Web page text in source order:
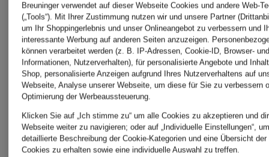
+Aktionsrabatt
Breuninger verwendet auf dieser Webseite Cookies und andere Web-
(„Tools“). Mit Ihrer Zustimmung nutzen wir und unsere Partner
um Ihr Shoppingerlebnis und unser Onlineangebot zu verbessern und
interessante Werbung auf anderen Seiten anzuzeigen.
können verarbeitet werden (z. B. IP-Adressen, Cookie-ID, Browser-
Informationen, Nutzerverhalten), für personalisierte Angebote und
Shop, personalisierte Anzeigen aufgrund Ihres Nutzerverhaltens auf
Webseite, Analyse unserer Webseite, um diese für Sie zu verbessern
Optimierung der Werbeaussteuerung.
Klicken Sie auf „Ich stimme zu“ um alle Cookies zu akzeptieren und
Webseite weiter zu navigieren; oder auf „Individuelle Einstellungen“,
detaillierte Beschreibung der Cookie-Kategorien und eine Übersicht
Cookies zu erhalten sowie eine individuelle Auswahl zu treffen.